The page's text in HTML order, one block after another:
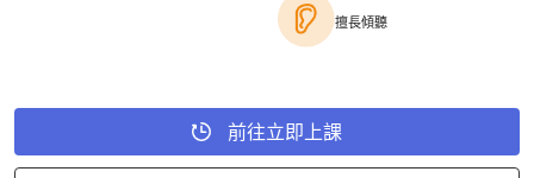
擅長傾聽
前往立即上課